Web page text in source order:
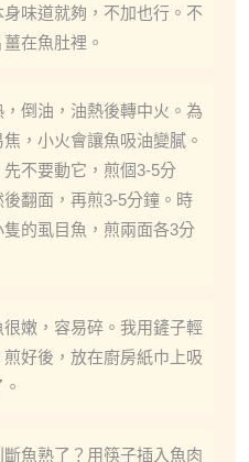
味道就夠，不加也行。不
在魚肚裡。
倒油，油熱後轉中火。為
，小火會讓魚吸油變膩。
不要動它，煎個3-5分
翻面，再煎3-5分鐘。時
的虱目魚，煎兩面各3分
嫩，容易碎。我用鏟子輕
好後，放在廚房紙巾上吸
魚熟了？用筷子插入魚肉